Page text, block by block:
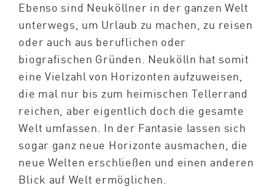
Ebenso sind Neuköllner in der ganzen Welt
unterwegs, um Urlaub zu machen, zu reisen
oder auch aus beruflichen oder
biografischen Gründen. Neukölln hat somit
eine Vielzahl von Horizonten aufzuweisen,
die mal nur bis zum heimischen Tellerrand
reichen, aber eigentlich doch die gesamte
Welt umfassen. In der Fantasie lassen sich
sogar ganz neue Horizonte ausmachen, die
neue Welten erschließen und einen anderen
Blick auf Welt ermöglichen.